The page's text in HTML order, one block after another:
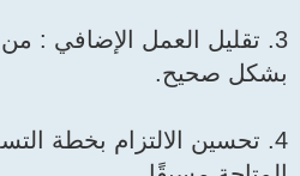
3. تقليل العمل الإضافي :
بشكل صحيح.
4. تحسين الالتزام بخطة